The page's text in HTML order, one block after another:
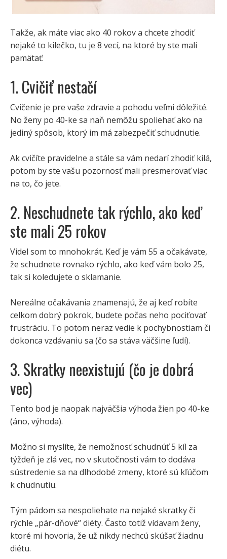
Takže, ak máte viac ako 40 rokov a chcete zhodiť
nejaké to kilečko, tu je 8 vecí, na ktoré by ste mali
pamätať:
1. Cvičiť nestačí
Cvičenie je pre vaše zdravie a pohodu veľmi dôležité.
No ženy po 40-ke sa naň nemôžu spoliehať ako na
jediný spôsob, ktorý im má zabezpečiť schudnutie.
Ak cvičíte pravidelne a stále sa vám nedarí zhodiť kilá,
potom by ste vašu pozornosť mali presmerovať viac
na to, čo jete.
2. Neschudnete tak rýchlo, ako keď
ste mali 25 rokov
Videl som to mnohokrát. Keď je vám 55 a očakávate,
že schudnete rovnako rýchlo, ako keď vám bolo 25,
tak si koledujete o sklamanie.
Nereálne očakávania znamenajú, že aj keď robíte
celkom dobrý pokrok, budete počas neho pociťovať
frustráciu. To potom neraz vedie k pochybnostiam či
dokonca vzdávaniu sa (čo sa stáva väčšine ľudí).
3. Skratky neexistujú (čo je dobrá
vec)
Tento bod je naopak najväčšia výhoda žien po 40-ke
(áno, výhoda).
Možno si myslíte, že nemožnosť schudnúť 5 kíl za
týždeň je zlá vec, no v skutočnosti vám to dodáva
sústredenie sa na dlhodobé zmeny, ktoré sú kľúčom
k chudnutiu.
Tým pádom sa nespoliehate na nejaké skratky či
rýchle „pár-dňové“ diéty. Často totiž vídavam ženy,
ktoré mi hovoria, že už nikdy nechcú skúšať žiadnu
diétu.